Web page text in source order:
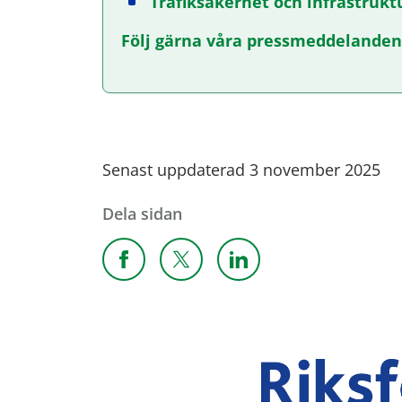
Följ gärna våra pressmeddelanden
Senast uppdaterad 3 november 2025
Dela sidan
Dela sidan på Facebook
Dela sidan på XDela sidan på